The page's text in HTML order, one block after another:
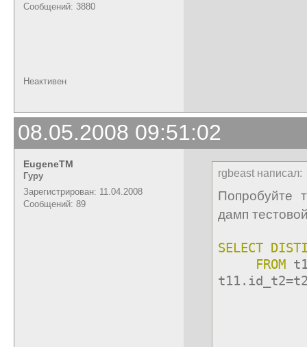
Сообщений: 3880
Неактивен
08.05.2008 09:51:02
EugeneTM
Гуру
Зарегистрирован: 11.04.2008
Сообщений: 89
rgbeast написал:
Попробуйте
дамп
SELECT
FROM